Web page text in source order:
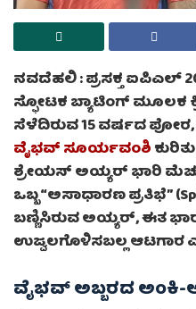
ನವದೆಹಲಿ :ಪ್ರಸಕ್ತ ಐಪಿಎಲ್
ಸ್ಫೋಟಕ ಬ್ಯಾಟಿಂಗ್
ಸೆಳೆದಿರುವ 15 ವರ್ಷದ
ವೈಭವ್ ಸೂರ್ಯವಂಶಿ
ಶ್ರೇಯಸ್ ಅಯ್ಯರ್ ಭಾರಿ
ಒಬ್ಬ “ಅಸಾಧಾರಣ ಪ್ರತಿಭೆ”
ಬಣ್ಣಿಸಿರುವ ಅಯ್ಯರ್, ಈತ
ಉಜ್ವಲಗೊಳಿಸಬಲ್ಲ ಆಟಗಾರ
ವೈಭವ್ ಅಬ್ಬರದ ಅಂಕಿ-